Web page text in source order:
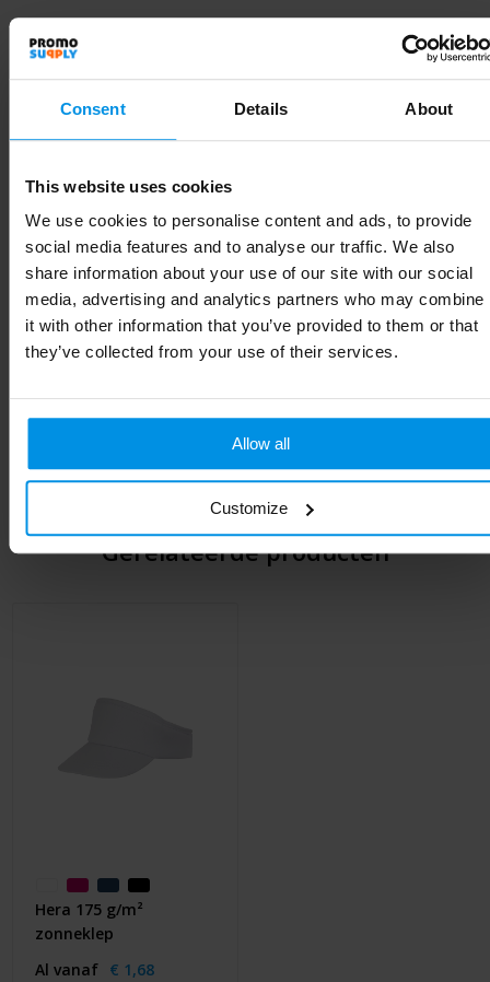
Consent Details About
This website uses cookies
We use cookies to personalise content and ads, to provide
social media features and to analyse our traffic. We also
share information about your use of our site with our social
media, advertising and analytics partners who may combine
it with other information that you’ve provided to them or that
they’ve collected from your use of their services.
Allow all
Customize
Merk
Gewicht 24 g
Materiaal 100% PVC-kunststof
Wit
Gerelateerde producten
Hera 175 g/m²
zonneklep
Al vanaf € 1,68